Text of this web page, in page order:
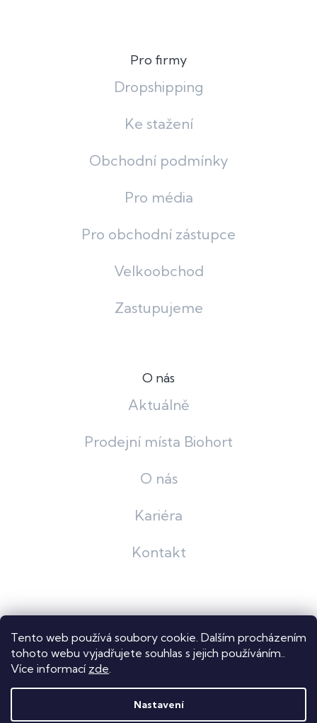
Tento web používá soubory cookie. Dalším procházením
tohoto webu vyjadřujete souhlas s jejich používáním..
Více informací zde.
Nastavení
Pro firmy
Dropshipping
Ke stažení
Obchodní podmínky
Pro média
Pro obchodní zástupce
Velkoobchod
Zastupujeme
O nás
Aktuálně
Prodejní místa Biohort
O nás
Kariéra
Kontakt
Shoptet
Copyright 2026Dastech s.r.o.. Všechna práva vyhrazena.
Upravit nastavení cookies